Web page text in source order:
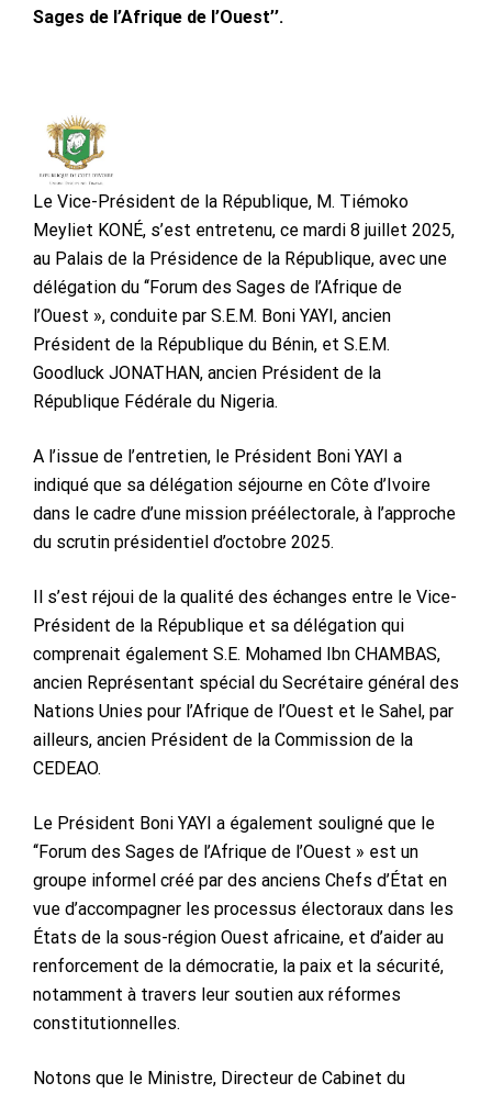
Sages de l’Afrique de l’Ouest’’.
Le Vice-Président de la République, M. Tiémoko
Meyliet KONÉ, s’est entretenu, ce mardi 8 juillet 2025,
au Palais de la Présidence de la République, avec une
délégation du ‘‘Forum des Sages de l’Afrique de
l’Ouest », conduite par S.E.M. Boni YAYI, ancien
Président de la République du Bénin, et S.E.M.
Goodluck JONATHAN, ancien Président de la
République Fédérale du Nigeria.
A l’issue de l’entretien, le Président Boni YAYI a
indiqué que sa délégation séjourne en Côte d’Ivoire
dans le cadre d’une mission préélectorale, à l’approche
du scrutin présidentiel d’octobre 2025.
Il s’est réjoui de la qualité des échanges entre le Vice-
Président de la République et sa délégation qui
comprenait également S.E. Mohamed Ibn CHAMBAS,
ancien Représentant spécial du Secrétaire général des
Nations Unies pour l’Afrique de l’Ouest et le Sahel, par
ailleurs, ancien Président de la Commission de la
CEDEAO.
Le Président Boni YAYI a également souligné que le
‘‘Forum des Sages de l’Afrique de l’Ouest » est un
groupe informel créé par des anciens Chefs d’État en
vue d’accompagner les processus électoraux dans les
États de la sous-région Ouest africaine, et d’aider au
renforcement de la démocratie, la paix et la sécurité,
notamment à travers leur soutien aux réformes
constitutionnelles.
Notons que le Ministre, Directeur de Cabinet du